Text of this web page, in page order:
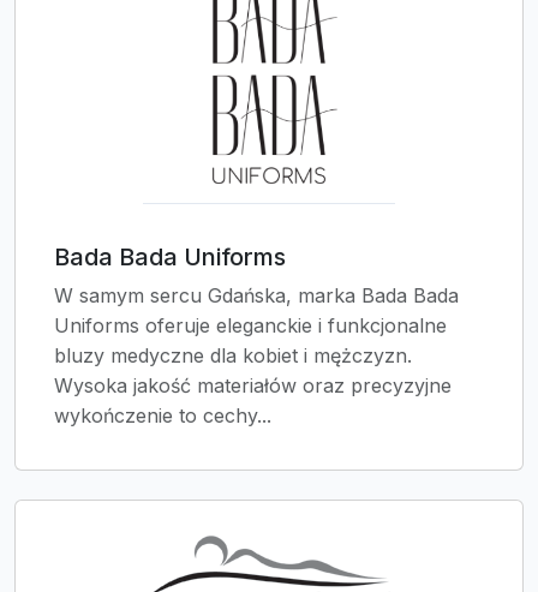
Bada Bada Uniforms
W samym sercu Gdańska, marka Bada Bada
Uniforms oferuje eleganckie i funkcjonalne
bluzy medyczne dla kobiet i mężczyzn.
Wysoka jakość materiałów oraz precyzyjne
wykończenie to cechy...